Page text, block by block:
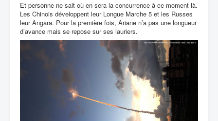
Et personne ne sait où en sera la concurrence à ce moment là.
Les Chinois développent leur Longue Marche 5 et les Russes
leur Angara. Pour la première fois, Ariane n’a pas une longueur
d’avance mais se repose sur ses lauriers.